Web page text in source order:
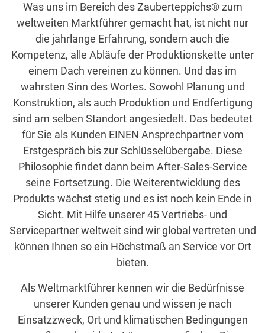
Was uns im Bereich des Zauberteppichs® zum
weltweiten Marktführer gemacht hat, ist nicht nur
die jahrlange Erfahrung, sondern auch die
Kompetenz, alle Abläufe der Produktionskette unter
einem Dach vereinen zu können. Und das im
wahrsten Sinn des Wortes. Sowohl Planung und
Konstruktion, als auch Produktion und Endfertigung
sind am selben Standort angesiedelt. Das bedeutet
für Sie als Kunden EINEN Ansprechpartner vom
Erstgespräch bis zur Schlüsselübergabe. Diese
Philosophie findet dann beim After-Sales-Service
seine Fortsetzung. Die Weiterentwicklung des
Produkts wächst stetig und es ist noch kein Ende in
Sicht. Mit Hilfe unserer 45 Vertriebs- und
Servicepartner weltweit sind wir global vertreten und
können Ihnen so ein Höchstmaß an Service vor Ort
bieten.
Als Weltmarktführer kennen wir die Bedürfnisse
unserer Kunden genau und wissen je nach
Einsatzzweck, Ort und klimatischen Bedingungen